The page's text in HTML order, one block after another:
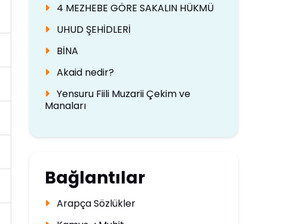
4 MEZHEBE GÖRE SAKALIN HÜKMÜ
UHUD ŞEHİDLERİ
BİNA
Akaid nedir?
Yensuru Fiili Muzarii Çekim ve
Manaları
Bağlantılar
Arapça Sözlükler